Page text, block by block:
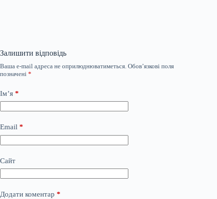
Залишити відповідь
Ваша e-mail адреса не оприлюднюватиметься. Обов’язкові поля
позначені *
Ім’я *
Email *
Сайт
Додати коментар *